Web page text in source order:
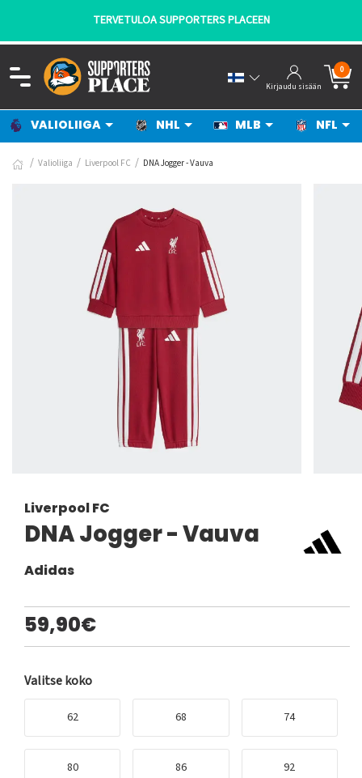
TERVETULOA SUPPORTERS PLACEEN
Kirjaudu sisään
0
VALIOLIIGA NHL MLB NFL
Valioliiga Liverpool FC DNA Jogger - Vauva
Liverpool FC
DNA Jogger - Vauva
Adidas
59,90€
Valitse koko
62 68 74
80 86 92